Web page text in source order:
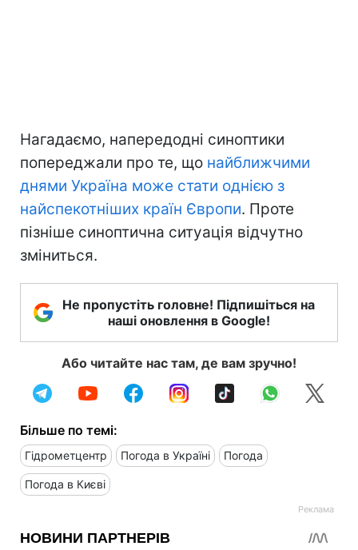
Нагадаємо, напередодні синоптики
попереджали про те, що найближчими
днями Україна може стати однією з
найспекотніших країн Європи. Проте
пізніше синоптична ситуація відчутно
зміниться.
Не пропустіть головне! Підпишіться на
наші оновлення в Google!
Або читайте нас там, де вам зручно!
Більше по темі:
Гідрометцентр Погода в Україні Погода
Погода в Києві